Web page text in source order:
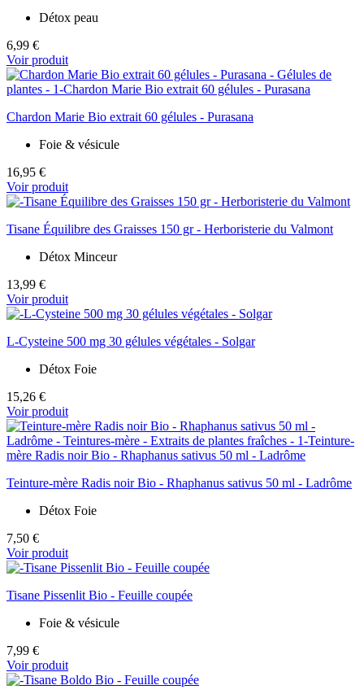
Détox peau
6,99 €
Voir produit
Chardon Marie Bio extrait 60 gélules - Purasana
Foie & vésicule
16,95 €
Voir produit
Tisane Équilibre des Graisses 150 gr - Herboristerie du Valmont
Détox Minceur
13,99 €
Voir produit
L-Cysteine 500 mg 30 gélules végétales - Solgar
Détox Foie
15,26 €
Voir produit
Teinture-mère Radis noir Bio - Rhaphanus sativus 50 ml - Ladrôme
Détox Foie
7,50 €
Voir produit
Tisane Pissenlit Bio - Feuille coupée
Foie & vésicule
7,99 €
Voir produit